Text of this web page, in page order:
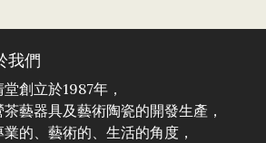
我們
堂創立於1987年，
茶藝器具及藝術陶瓷的開發生產，
業的、藝術的、生活的角度，